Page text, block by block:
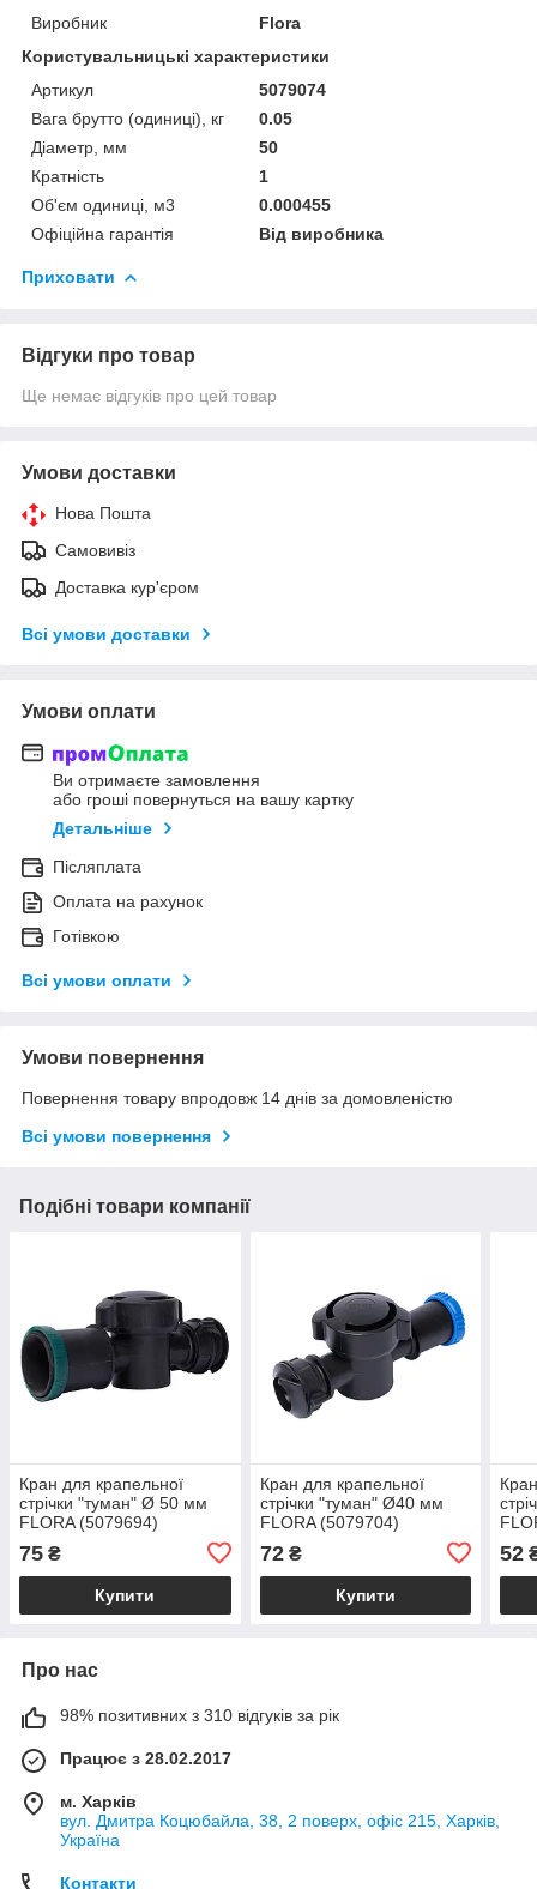
Виробник
Flora
Користувальницькі характеристики
Артикул
5079074
Вага брутто (одиниці), кг
0.05
Діаметр, мм
50
Кратність
1
Об'єм одиниці, м3
0.000455
Офіційна гарантія
Від виробника
Приховати
Відгуки про товар
Ще немає відгуків про цей товар
Умови доставки
Нова Пошта
Самовивіз
Доставка кур'єром
Всі умови доставки
Умови оплати
Ви отримаєте замовлення
або гроші повернуться на вашу картку
Детальніше
Післяплата
Оплата на рахунок
Готівкою
Всі умови оплати
Умови повернення
Повернення товару впродовж 14 днів за домовленістю
Всі умови повернення
Подібні товари компанії
Кран для крапельної
стрічки "туман" Ø 50 мм
FLORA (5079694)
75 ₴
Купити
Кран для крапельної
стрічки "туман" Ø40 мм
FLORA (5079704)
72₴
Купити
52
Про нас
98% позитивних з 310 відгуків за рік
Працює з 28.02.2017
м. Харків
вул. Дмитра Коцюбайла, 38, 2 поверх, офіс 215, Харків,
Україна
Контакти